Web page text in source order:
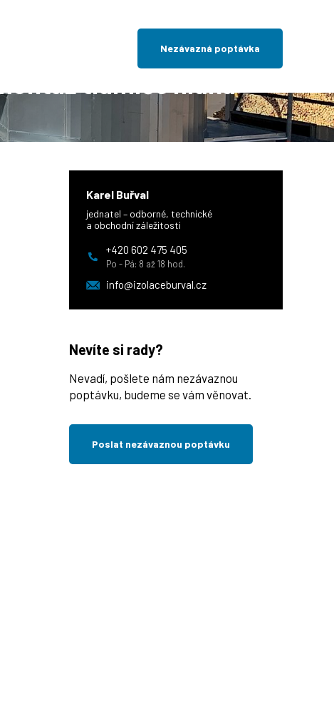
Nezávazná poptávka
potrubí a montáž tlumiče hluku
Karel Buřval
jednatel – odborné, technické
a obchodní záležitosti
+420 602 475 405
Po - Pá: 8 až 18 hod.
info@izolaceburval.cz
Nevíte si rady?
Nevadí, pošlete nám nezávaznou
poptávku, budeme se vám věnovat.
Poslat nezávaznou poptávku